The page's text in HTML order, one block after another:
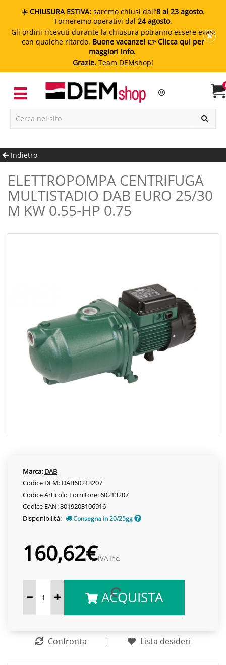
☀️ CHIUSURA ESTIVA: saremo chiusi dall’8 al 23 agosto.
Torneremo operativi dal 24 agosto.
Gli ordini ricevuti durante la chiusura potranno essere evasi
con qualche ritardo. Buone vacanze! 👉 Clicca qui per
maggiori info.
Grazie. Team DEMshop!
Indietro
ELETTROPOMPA CENTRIFUGA
MULTISTADIO DAB EURO 25/30
M KW 0.55-HP 0.75
Marca: DAB
Codice DEM: DAB60213207
Codice Articolo Fornitore: 60213207
Codice EAN: 8019203106916
Disponibilità:
Consegna in 20/25gg
160,62€IVA Inc.
ACQUISTA
Confronta Lista desideri